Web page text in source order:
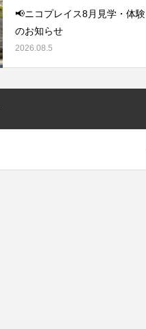
📢ニコプレイス8月見学・体験
のお知らせ
2026.08.5